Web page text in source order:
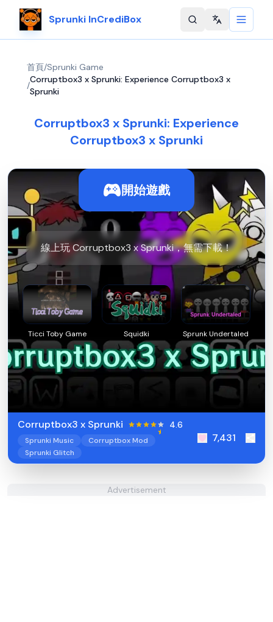
Sprunki InCrediBox Change
首頁/Sprunki Game
/
Corruptbox3 x Sprunki: Experience Corruptbox3 x
Sprunki
Corruptbox3 x Sprunki: Experience
Corruptbox3 x Sprunki
開始遊戲
線上玩 Corruptbox3 x Sprunki，無需下載！
Ticci Toby Game Squidki Sprunk Undertaled
Corruptbox3 x Sprunki 4.6
Sprunki Music
Corruptbox Mod
Sprunki Glitch
7,431
Advertisement